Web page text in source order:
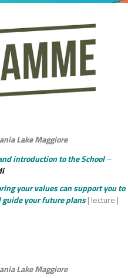
Lake Maggiore
introduction to the School–
your values can support you to
guide your future plans| lecture |
Lake Maggiore